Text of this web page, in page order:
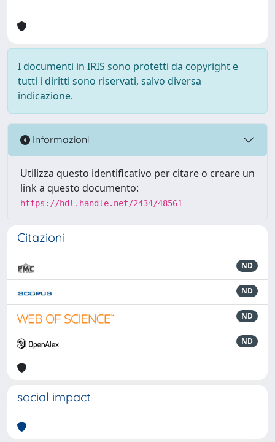
I documenti in IRIS sono protetti da copyright e
tutti i diritti sono riservati, salvo diversa
indicazione.
Informazioni
Utilizza questo identificativo per citare o creare un
link a questo documento:
https://hdl.handle.net/2434/48561
Citazioni
ND
ND
ND
ND
social impact